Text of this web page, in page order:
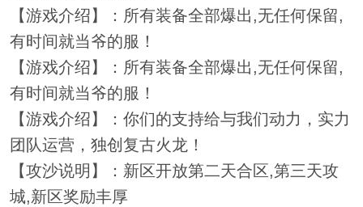
【游戏介绍】：所有装备全部爆出,无任何保留,
有时间就当爷的服！
【游戏介绍】：所有装备全部爆出,无任何保留,
有时间就当爷的服！
【游戏介绍】：你们的支持给与我们动力，实力
团队运营，独创复古火龙！
【攻沙说明】：新区开放第二天合区,第三天攻
城,新区奖励丰厚